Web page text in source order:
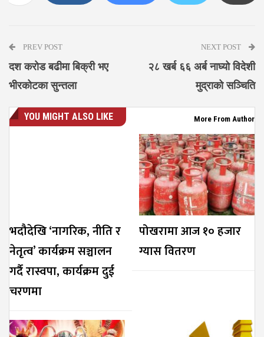
PREV POST
दश करोड बढीमा बिक्री भए
भीरकोटका सुन्तला
NEXT POST
२८ खर्ब ६६ अर्ब नाघ्यो विदेशी
मुद्राको सञ्चिति
YOU MIGHT ALSO LIKE More From Author
भदौदेखि ‘नागरिक, नीति र
नेतृत्व’ कार्यक्रम सञ्चालन
गर्दै रास्वपा, कार्यक्रम दुई
चरणमा
पोखरामा आज १० हजार
ग्यास वितरण